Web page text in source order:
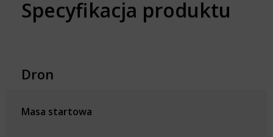
Specyfikacja produktu
Dron
Masa startowa